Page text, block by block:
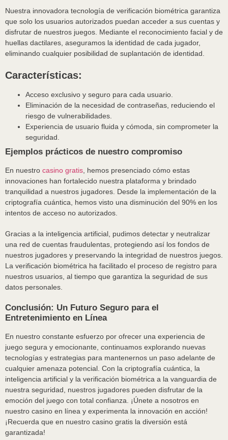
Nuestra innovadora tecnología de verificación biométrica garantiza
que solo los usuarios autorizados puedan acceder a sus cuentas y
disfrutar de nuestros juegos. Mediante el reconocimiento facial y de
huellas dactilares, aseguramos la identidad de cada jugador,
eliminando cualquier posibilidad de suplantación de identidad.
Características:
Acceso exclusivo y seguro para cada usuario.
Eliminación de la necesidad de contraseñas, reduciendo el
riesgo de vulnerabilidades.
Experiencia de usuario fluida y cómoda, sin comprometer la
seguridad.
Ejemplos prácticos de nuestro compromiso
En nuestro casino gratis , hemos presenciado cómo estas
innovaciones han fortalecido nuestra plataforma y brindado
tranquilidad a nuestros jugadores. Desde la implementación de la
criptografía cuántica, hemos visto una disminución del 90% en los
intentos de acceso no autorizados.
Gracias a la inteligencia artificial, pudimos detectar y neutralizar
una red de cuentas fraudulentas, protegiendo así los fondos de
nuestros jugadores y preservando la integridad de nuestros juegos.
La verificación biométrica ha facilitado el proceso de registro para
nuestros usuarios, al tiempo que garantiza la seguridad de sus
datos personales.
Conclusión: Un Futuro Seguro para el
Entretenimiento en Línea
En nuestro constante esfuerzo por ofrecer una experiencia de
juego segura y emocionante, continuamos explorando nuevas
tecnologías y estrategias para mantenernos un paso adelante de
cualquier amenaza potencial. Con la criptografía cuántica, la
inteligencia artificial y la verificación biométrica a la vanguardia de
nuestra seguridad, nuestros jugadores pueden disfrutar de la
emoción del juego con total confianza. ¡Únete a nosotros en
nuestro casino en línea y experimenta la innovación en acción!
¡Recuerda que en nuestro casino gratis la diversión está
garantizada!